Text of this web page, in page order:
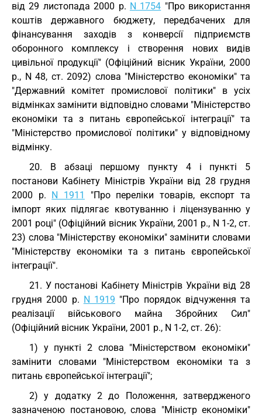
від 29 листопада 2000 р. N 1754 "Про використання
коштів державного бюджету, передбачених для
фінансування заходів з конверсії підприємств
оборонного комплексу і створення нових видів
цивільної продукції" (Офіційний вісник України, 2000
р., N 48, ст. 2092) слова "Міністерство економіки" та
"Державний комітет промислової політики" в усіх
відмінках замінити відповідно словами "Міністерство
економіки та з питань європейської інтеграції" та
"Міністерство промислової політики" у відповідному
відмінку.
20. В абзаці першому пункту 4 і пункті 5
постанови Кабінету Міністрів України від 28 грудня
2000 р. N 1911
"Про переліки товарів, експорт та
імпорт яких підлягає квотуванню і ліцензуванню у
2001 році" (Офіційний вісник України, 2001 р., N 1-2, ст.
23) слова "Міністерству економіки" замінити словами
"Міністерству економіки та з питань європейської
інтеграції".
21. У постанові Кабінету Міністрів України від 28
грудня 2000 р. N 1919 "Про порядок відчуження та
реалізації військового майна Збройних Сил"
(Офіційний вісник України, 2001 р., N 1-2, ст. 26):
1) у пункті 2 слова "Міністерством економіки"
замінити словами "Міністерством економіки та з
питань європейської інтеграції";
2) у додатку 2 до Положення, затвердженого
зазначеною постановою, слова "Міністр економіки"